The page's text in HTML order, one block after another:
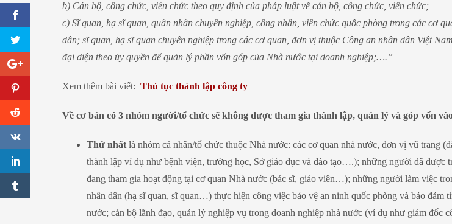
b) Cán bộ, công chức, viên chức theo quy định của pháp luật về cán bộ, công chức, viên chức;
c) Sĩ quan, hạ sĩ quan, quân nhân chuyên nghiệp, công nhân, viên chức quốc phòng trong các cơ
dân; sĩ quan, hạ sĩ quan chuyên nghiệp trong các cơ quan, đơn vị thuộc Công an nhân dân Việt
đại diện theo ủy quyền để quản lý phần vốn góp của Nhà nước tại doanh nghiệp;….”
Xem thêm bài viết: Thủ tục thành lập công ty
Về cơ bản có 3 nhóm người/tổ chức sẽ không được tham gia thành lập, quản lý và góp vốn
Thứ nhất là nhóm cá nhân/tổ chức thuộc Nhà nước: các cơ quan nhà nước, đơn vị vũ trang
thành lập ví dụ như bệnh viện, trường học, Sở giáo dục và đào tạo….); những người đã được
đang tham gia hoạt động tại cơ quan Nhà nước (bác sĩ, giáo viên…); những người làm việc
nhân dân (hạ sĩ quan, sĩ quan…) thực hiện công việc bảo vệ an ninh quốc phòng và bảo đảm
nước; cán bộ lãnh đạo, quản lý nghiệp vụ trong doanh nghiệp nhà nước (ví dụ như giám đốc